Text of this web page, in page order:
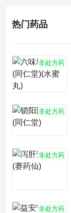
热门药品
非处方药
非处方药
非处方药
非处方药